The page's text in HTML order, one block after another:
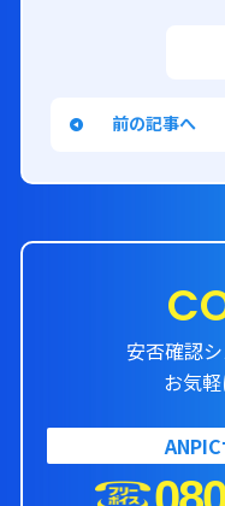
前の記事へ
安否確認
お気